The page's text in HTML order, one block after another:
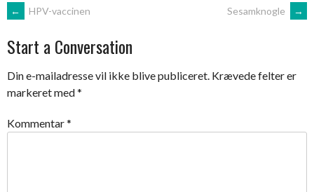
Post
navigation
← HPV-vaccinen Sesamknogle →
Start a Conversation
Din e-mailadresse vil ikke blive publiceret. Krævede felter er
markeret med*
Kommentar*